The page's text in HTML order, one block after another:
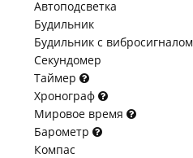
Автоподсветка
Будильник
Будильник с вибросигналом
Секундомер
Таймер
Хронограф
Мировое время
Барометр
Компас